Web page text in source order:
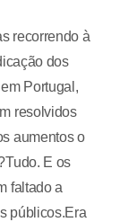
recorrendo à
dos
Portugal,
resolvidos
aumentos o
E os
faltado a
públicos.Era